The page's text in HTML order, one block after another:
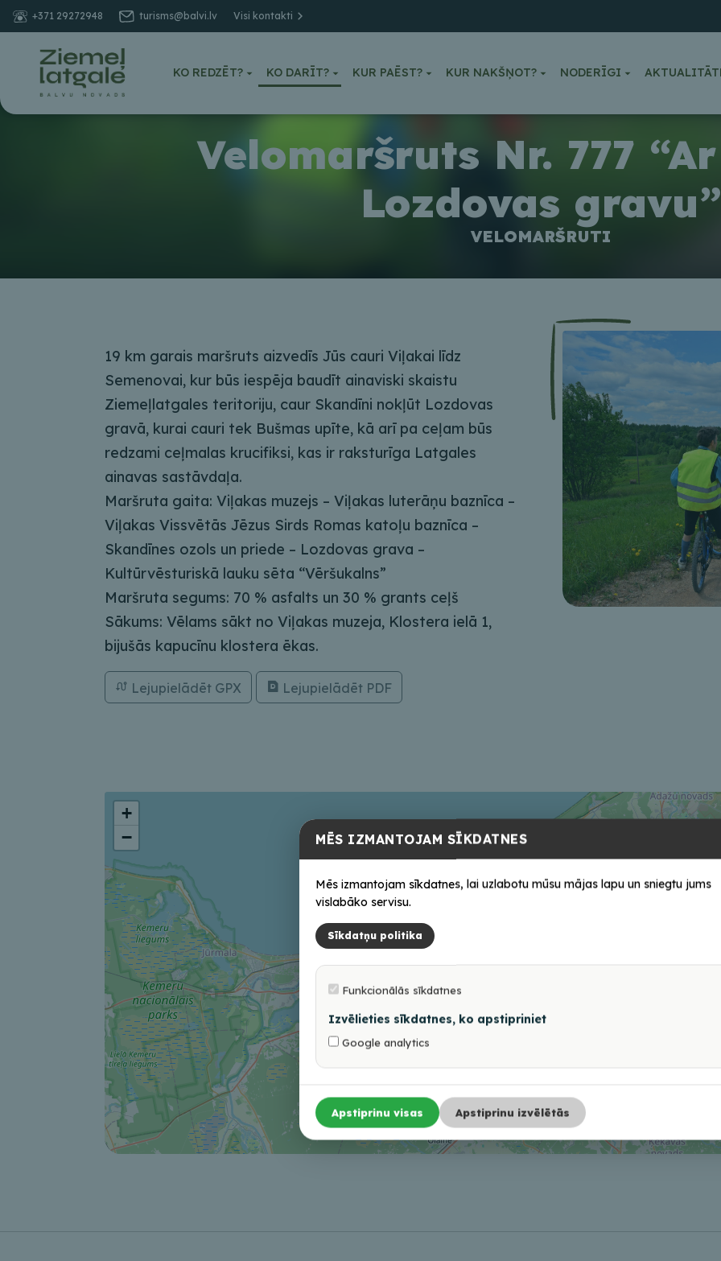
+371 29272948 turisms@balvi.lv Visi kontakti
KO REDZĒT? KO DARĪT? KUR PAĒST? KUR NAKŠŅOT? NODERĪGI
Velomaršruts Nr. 777
Lozdovas gravu”
VELOMARŠRUTI
19 km garais maršruts aizvedīs Jūs cauri Viļakai līdz
Semenovai, kur būs iespēja baudīt ainaviski skaistu
Ziemeļlatgales teritoriju, caur Skandīni nokļūt Lozdovas
gravā, kurai cauri tek Bušmas upīte, kā arī pa ceļam būs
redzami ceļmalas krucifiksi, kas ir raksturīga Latgales
ainavas sastāvdaļa.
Maršruta gaita: Viļakas muzejs – Viļakas luterāņu baznīca –
Viļakas Vissvētās Jēzus Sirds Romas katoļu baznīca –
Skandīnes ozols un priede – Lozdovas grava –
Kultūrvēsturiskā lauku sēta “Vēršukalns”
Maršruta segums: 70 % asfalts un 30 % grants ceļš
Sākums: Vēlams sākt no Viļakas muzeja, Klostera ielā 1,
bijušās kapucīnu klostera ēkas.
Lejupielādēt GPX Lejupielādēt PDF
+
−
MĒS IZMANTOJAM SĪKDATNES
Mēs izmantojam sīkdatnes, lai uzlabotu mūsu mājas lapu un sniegtu jums
vislabāko servisu.
Sīkdatņu politika
Funkcionālās sīkdatnes
Izvēlieties sīkdatnes, ko apstipriniet
Google analytics
Apstiprinu visas Apstiprinu izvēlētās